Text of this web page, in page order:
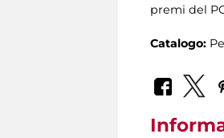
premi del
Catalogo: